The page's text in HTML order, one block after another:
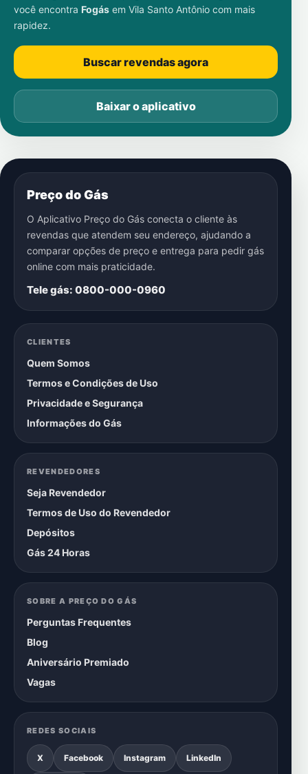
você encontra Fogás em Vila Santo Antônio com mais
rapidez.
Buscar revendas agora
Baixar o aplicativo
Preço do Gás
O Aplicativo Preço do Gás conecta o cliente às
revendas que atendem seu endereço, ajudando a
comparar opções de preço e entrega para pedir gás
online com mais praticidade.
Tele gás: 0800-000-0960
CLIENTES
Quem Somos
Termos e Condições de Uso
Privacidade e Segurança
Informações do Gás
REVENDEDORES
Seja Revendedor
Termos de Uso do Revendedor
Depósitos
Gás 24 Horas
SOBRE A PREÇO DO GÁS
Perguntas Frequentes
Blog
Aniversário Premiado
Vagas
REDES SOCIAIS
X Facebook Instagram LinkedIn